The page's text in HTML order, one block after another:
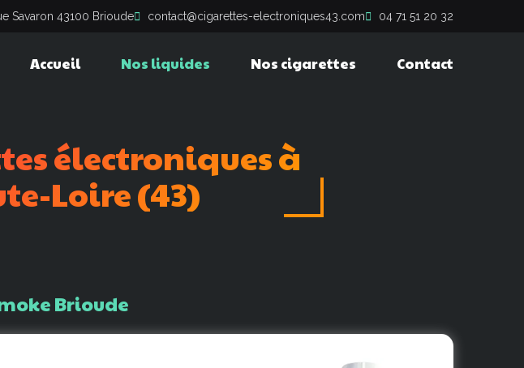
Savaron 43100 Brioude contact@cigarettes-electroniques43.com 04 71 51 20 32
Accueil Nos liquides Nos cigarettes Contact
électroniquesà
Loire(43)
Brioude